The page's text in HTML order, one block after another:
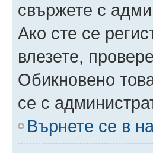
свържете с
Ако сте се
влезете,
Обикновено
се с
Върнете се в